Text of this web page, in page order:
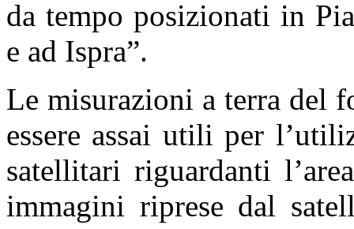
da tempo posizionati in
e ad Ispra”.
Le misurazioni a terra del
essere assai utili per
satellitari riguardanti
immagini riprese dal